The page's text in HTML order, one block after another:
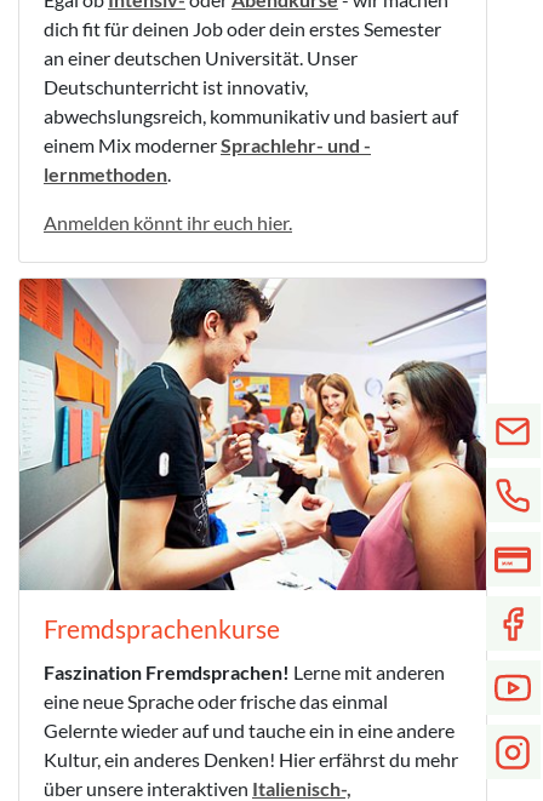
dich fit für deinen Job oder dein erstes Semester
an einer deutschen Universität. Unser
Deutschunterricht ist innovativ,
abwechslungsreich, kommunikativ und basiert auf
einem Mix modernerSprachlehr- und -
lernmethoden.
Anmelden könnt ihr euch hier.
Fremdsprachenkurse
Faszination Fremdsprachen! Lerne mit anderen
eine neue Sprache oder frische das einmal
Gelernte wieder auf und tauche ein in eine andere
Kultur, ein anderes Denken! Hier erfährst du mehr
über unsere interaktiven Italienisch-,